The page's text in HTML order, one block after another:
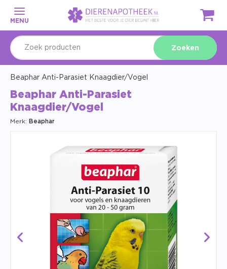
MENU
Zoeken
Beaphar Anti-Parasiet Knaagdier/Vogel
Beaphar Anti-Parasiet
Knaagdier/Vogel
Merk: Beaphar